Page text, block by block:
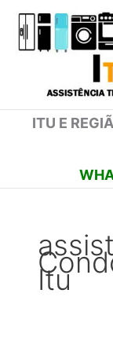
para
ITU E
Itu